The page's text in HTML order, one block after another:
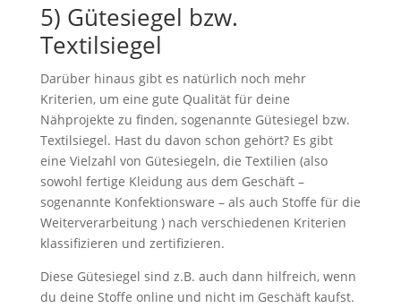
5) Gütesiegel bzw.
Textilsiegel
Darüber hinaus gibt es natürlich noch mehr
Kriterien, um eine gute Qualität für deine
Nähprojekte zu finden, sogenannte Gütesiegel bzw.
Textilsiegel. Hast du davon schon gehört? Es gibt
eine Vielzahl von Gütesiegeln, die Textilien (also
sowohl fertige Kleidung aus dem Geschäft –
sogenannte Konfektionsware – als auch Stoffe für die
Weiterverarbeitung ) nach verschiedenen Kriterien
klassifizieren und zertifizieren.
Diese Gütesiegel sind z.B. auch dann hilfreich, wenn
du deine Stoffe online und nicht im Geschäft kaufst.